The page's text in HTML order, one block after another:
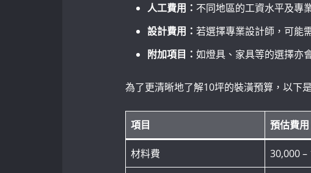
人工費用： 不同地區的工資水平及專
設計費用： 若選擇專業設計師，可能
附加項目： 如燈具、家具等的選擇亦
為了更清晰地了解10坪的裝潢預算，以下
項目 預估費
材料費 30,000 –